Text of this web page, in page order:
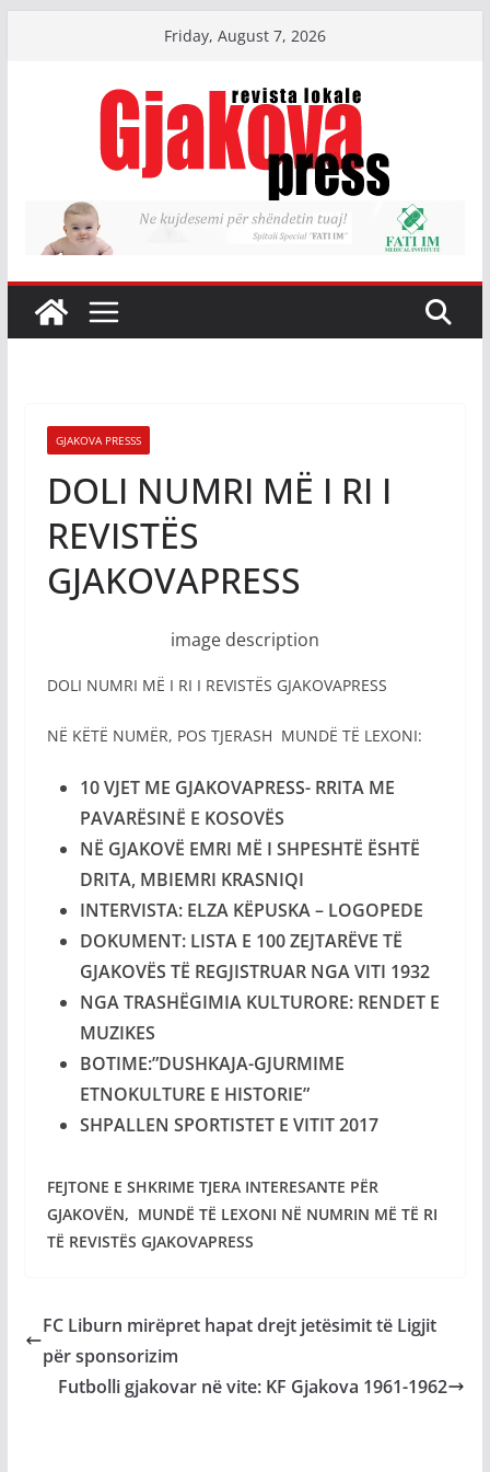
Friday, August 7, 2026
GJAKOVA PRESSS
DOLI NUMRI MË I RI I
REVISTËS
GJAKOVAPRESS
image description
DOLI NUMRI MË I RI I REVISTËS GJAKOVAPRESS
NË KËTË NUMËR, POS TJERASH MUNDË TË LEXONI:
10 VJET ME GJAKOVAPRESS- RRITA ME
PAVARËSINË E KOSOVËS
NË GJAKOVË EMRI MË I SHPESHTË ËSHTË
DRITA, MBIEMRI KRASNIQI
INTERVISTA: ELZA KËPUSKA – LOGOPEDE
DOKUMENT: LISTA E 100 ZEJTARËVE TË
GJAKOVËS TË REGJISTRUAR NGA VITI 1932
NGA TRASHËGIMIA KULTURORE: RENDET E
MUZIKES
BOTIME:”DUSHKAJA-GJURMIME
ETNOKULTURE E HISTORIE”
SHPALLEN SPORTISTET E VITIT 2017
FEJTONE E SHKRIME TJERA INTERESANTE PËR
GJAKOVËN, MUNDË TË LEXONI NË NUMRIN MË TË RI
TË REVISTËS GJAKOVAPRESS
FC Liburn mirëpret hapat drejt jetësimit të Ligjit
për sponsorizim
Futbolli gjakovar në vite: KF Gjakova 1961-1962